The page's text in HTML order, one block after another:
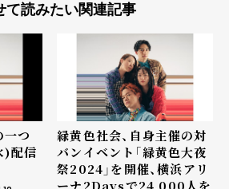
て読みたい関連記事
一つ
)配信
緑黄色社会、自身主催の対
バンイベント「緑黄色大夜
祭2024」を開催、横浜アリ
ーナ2Daysで24,000人を